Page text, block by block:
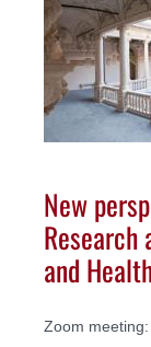
New
Research
and
Zoom